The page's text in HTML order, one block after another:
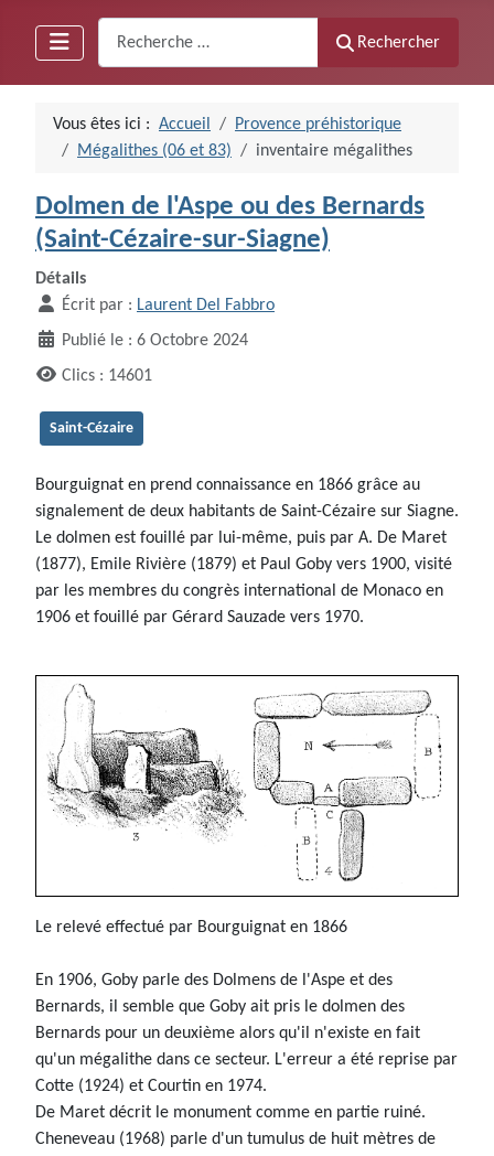
Rechercher
Vous êtes ici : Accueil
Provence préhistorique
Mégalithes (06 et 83)
inventaire mégalithes
Dolmen de l'Aspe ou des Bernards
(Saint-Cézaire-sur-Siagne)
Détails
Écrit par : Laurent Del Fabbro
Publié le : 6 Octobre 2024
Clics : 14601
Saint-Cézaire
Bourguignat en prend connaissance en 1866 grâce au
signalement de deux habitants de Saint-Cézaire sur Siagne.
Le dolmen est fouillé par lui-même, puis par A. De Maret
(1877), Emile Rivière (1879) et Paul Goby vers 1900, visité
par les membres du congrès international de Monaco en
1906 et fouillé par Gérard Sauzade vers 1970.
Le relevé effectué par Bourguignat en 1866
En 1906, Goby parle des Dolmens de l'Aspe et des
Bernards, il semble que Goby ait pris le dolmen des
Bernards pour un deuxième alors qu'il n'existe en fait
qu'un mégalithe dans ce secteur. L'erreur a été reprise par
Cotte (1924) et Courtin en 1974.
De Maret décrit le monument comme en partie ruiné.
Cheneveau (1968) parle d'un tumulus de huit mètres de